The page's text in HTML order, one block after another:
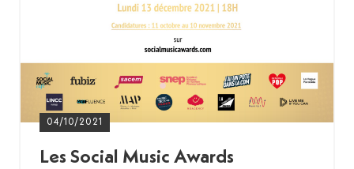
04/10/2021
Les Social Music Awards